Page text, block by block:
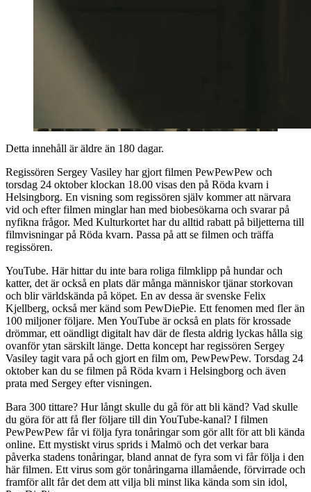
Detta innehåll är äldre än 180 dagar.
Regissören Sergey Vasiley har gjort filmen PewPewPew och
torsdag 24 oktober klockan 18.00 visas den på Röda kvarn i
Helsingborg. En visning som regissören själv kommer att närvara
vid och efter filmen minglar han med biobesökarna och svarar på
nyfikna frågor. Med Kulturkortet har du alltid rabatt på biljetterna till
filmvisningar på Röda kvarn. Passa på att se filmen och träffa
regissören.
YouTube. Här hittar du inte bara roliga filmklipp på hundar och
katter, det är också en plats där många människor tjänar storkovan
och blir världskända på köpet. En av dessa är svenske Felix
Kjellberg, också mer känd som PewDiePie. Ett fenomen med fler än
100 miljoner följare. Men YouTube är också en plats för krossade
drömmar, ett oändligt digitalt hav där de flesta aldrig lyckas hålla sig
ovanför ytan särskilt länge. Detta koncept har regissören Sergey
Vasiley tagit vara på och gjort en film om, PewPewPew. Torsdag 24
oktober kan du se filmen på Röda kvarn i Helsingborg och även
prata med Sergey efter visningen.
Bara 300 tittare? Hur långt skulle du gå för att bli känd? Vad skulle
du göra för att få fler följare till din YouTube-kanal? I filmen
PewPewPew får vi följa fyra tonåringar som gör allt för att bli kända
online. Ett mystiskt virus sprids i Malmö och det verkar bara
påverka stadens tonåringar, bland annat de fyra som vi får följa i den
här filmen. Ett virus som gör tonåringarna illamående, förvirrade och
framför allt får det dem att vilja bli minst lika kända som sin idol,